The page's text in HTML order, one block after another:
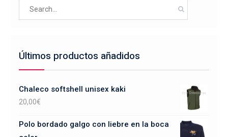
Últimos productos añadidos
Chaleco softshell unisex kaki
20,00€
Polo bordado galgo con liebre en la boca